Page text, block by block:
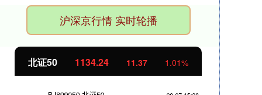
沪深京行情 实时轮播
11.37 1.01% 创业板指 3563.12